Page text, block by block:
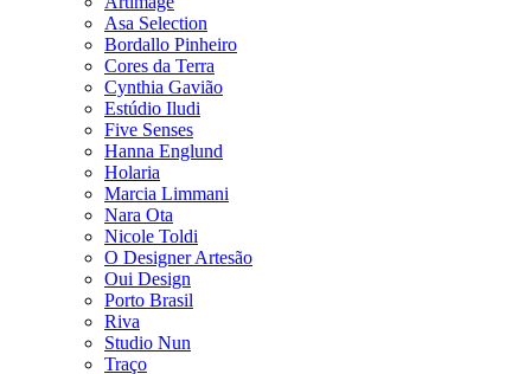
Asa Selection
Bordallo Pinheiro
Cores da Terra
Cynthia Gavião
Estúdio Iludi
Five Senses
Hanna Englund
Holaria
Marcia Limmani
Nara Ota
Nicole Toldi
O Designer Artesão
Oui Design
Porto Brasil
Riva
Studio Nun
Traço